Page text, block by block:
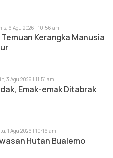
6 Agu 2026 | 10:56 am
Kerangka Manusia
3 Agu 2026 | 11:51 am
Emak-emak Ditabrak
1 Agu 2026 | 10:16 am
Hutan Bualemo